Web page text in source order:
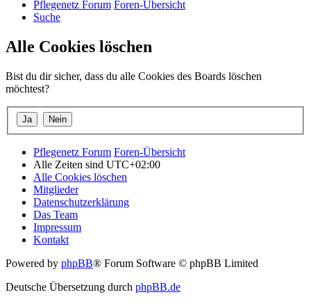
Pflegenetz Forum Foren-Übersicht
Suche
Alle Cookies löschen
Bist du dir sicher, dass du alle Cookies des Boards löschen
möchtest?
Pflegenetz Forum Foren-Übersicht
Alle Zeiten sind UTC+02:00
Alle Cookies löschen
Mitglieder
Datenschutzerklärung
Das Team
Impressum
Kontakt
Powered by phpBB® Forum Software © phpBB Limited
Deutsche Übersetzung durch phpBB.de